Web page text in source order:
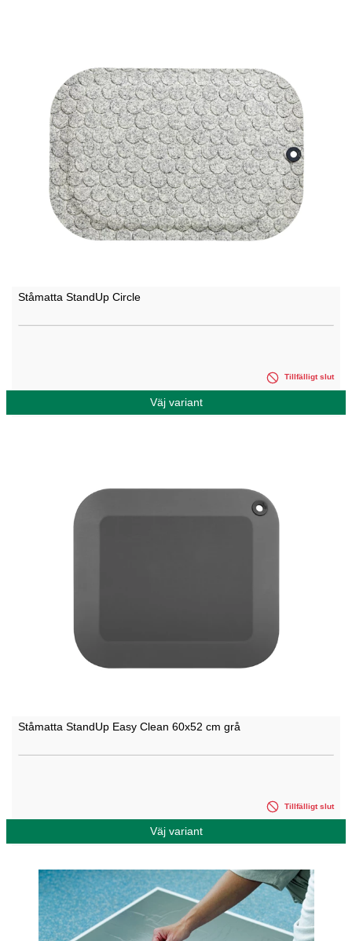
Ståmatta StandUp Circle
Tillfälligt slut
Väj variant
Ståmatta StandUp Easy Clean 60x52 cm grå
Tillfälligt slut
Väj variant